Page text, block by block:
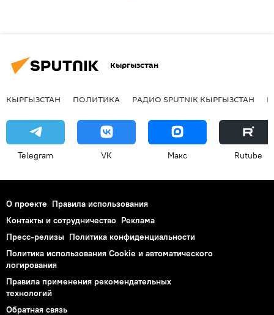
Кыргызстан
КЫРГЫЗСТАН ПОЛИТИКА РАДИО SPUTNIK КЫРГЫЗСТАН
Telegram VK Макс Rutube
О проекте Правила использования
Контакты и сотрудничество Реклама
Пресс-релизы Политика конфиденциальности
Политика использования Cookie и автоматического
логирования
Правила применения рекомендательных
технологий
Обратная связь